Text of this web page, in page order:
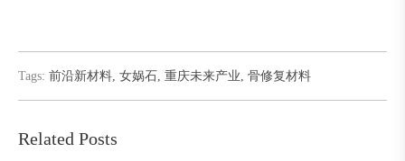
Tags: 前沿新材料, 女娲石, 重庆未来产业, 骨修复材料
Related Posts